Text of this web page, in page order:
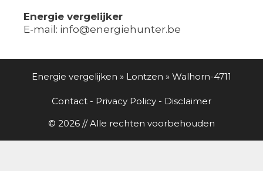
Energie vergelijker
E-mail: info@energiehunter.be
Energie vergelijken » Lontzen » Walhorn-4711
Contact - Privacy Policy - Disclaimer
© 2026 // Alle rechten voorbehouden